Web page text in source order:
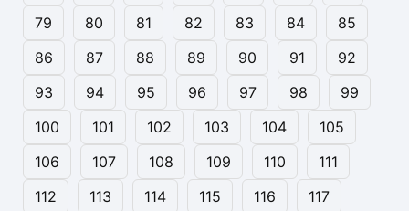
79
80 81 82 83 84
85
86
87 88 89 90 91
92
93
94 95 96 97 98
99
100
101 102 103 104
105
106
107 108 109 110
111
112
113 114 115 116 117